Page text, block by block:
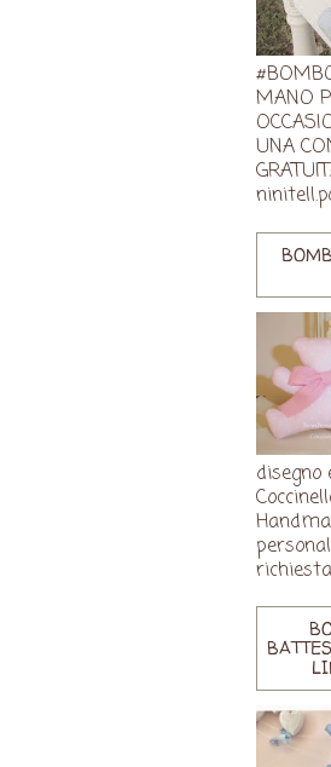
MANO
UNA
disegno
richiesta